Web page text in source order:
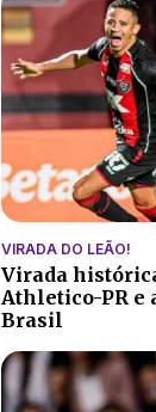
VIRADA DO LEÃO!
Virada
Athletico-PR e
Brasil